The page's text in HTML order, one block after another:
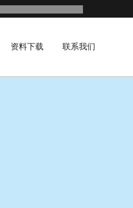
资料下载 联系我们